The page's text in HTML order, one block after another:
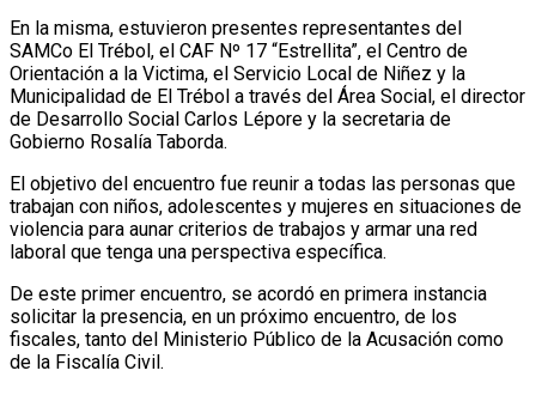
En la misma, estuvieron presentes representantes del
SAMCo El Trébol, el CAF Nº 17 “Estrellita”, el Centro de
Orientación a la Victima, el Servicio Local de Niñez y la
Municipalidad de El Trébol a través del Área Social, el director
de Desarrollo Social Carlos Lépore y la secretaria de
Gobierno Rosalía Taborda.
El objetivo del encuentro fue reunir a todas las personas que
trabajan con niños, adolescentes y mujeres en situaciones de
violencia para aunar criterios de trabajos y armar una red
laboral que tenga una perspectiva específica.
De este primer encuentro, se acordó en primera instancia
solicitar la presencia, en un próximo encuentro, de los
fiscales, tanto del Ministerio Público de la Acusación como
de la Fiscalía Civil.